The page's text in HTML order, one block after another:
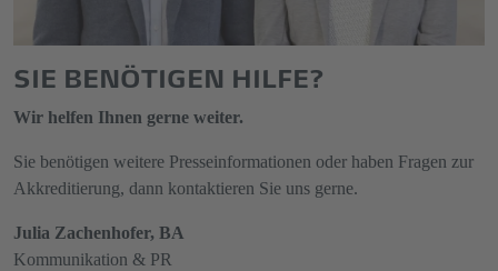
SIE BENÖTIGEN HILFE?
Wir helfen Ihnen gerne weiter.
Sie benötigen weitere Presseinformationen oder haben Fragen zur
Akkreditierung, dann kontaktieren Sie uns gerne.
Julia Zachenhofer, BA
Kommunikation & PR